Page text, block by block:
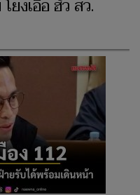
งเอื้อ ฮั้ว สว.